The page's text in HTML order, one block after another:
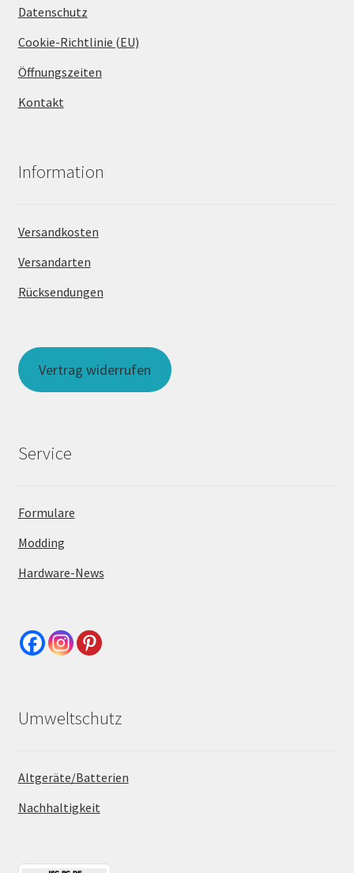
Datenschutz
Cookie-Richtlinie (EU)
Öffnungszeiten
Kontakt
Information
Versandkosten
Versandarten
Rücksendungen
Vertrag widerrufen
Service
Formulare
Modding
Hardware-News
Umweltschutz
Altgeräte/Batterien
Nachhaltigkeit